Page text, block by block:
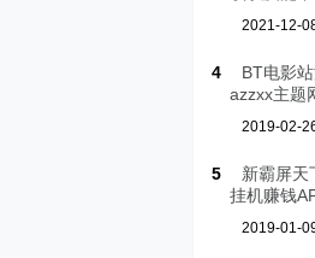
2021-12-
4
BT电影
azzxx主题
2019-02-
5
新霸屏天
挂机赚钱
2019-01-